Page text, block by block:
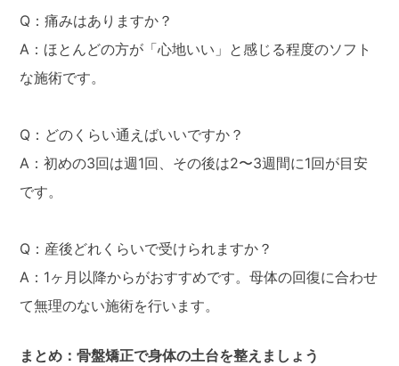
Q：痛みはありますか？
A：ほとんどの方が「心地いい」と感じる程度のソフト
な施術です。
Q：どのくらい通えばいいですか？
A：初めの3回は週1回、その後は2〜3週間に1回が目安
です。
Q：産後どれくらいで受けられますか？
A：1ヶ月以降からがおすすめです。母体の回復に合わせ
て無理のない施術を行います。
まとめ：骨盤矯正で身体の土台を整えましょう